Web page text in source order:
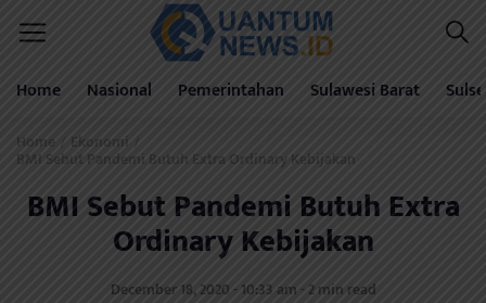
Home Nasional Pemerintahan Sulawesi Barat
Home / Ekonomi /
BMI Sebut Pandemi Butuh Extra Ordinary Kebijakan
BMI Sebut Pandemi Butuh Extra
Ordinary Kebijakan
December 18, 2020 - 10:33 am - 2 min read